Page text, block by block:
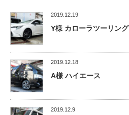
2019.12.19
Y様 カローラツーリング
2019.12.18
A様 ハイエース
2019.12.9